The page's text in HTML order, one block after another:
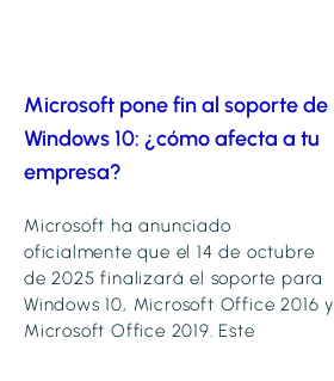
Microsoft pone fin al soporte de
Windows 10: ¿cómo afecta a tu
empresa?
Microsoft ha anunciado
oficialmente que el 14 de octubre
de 2025 finalizará el soporte para
Windows 10, Microsoft Office 2016 y
Microsoft Office 2019. Este